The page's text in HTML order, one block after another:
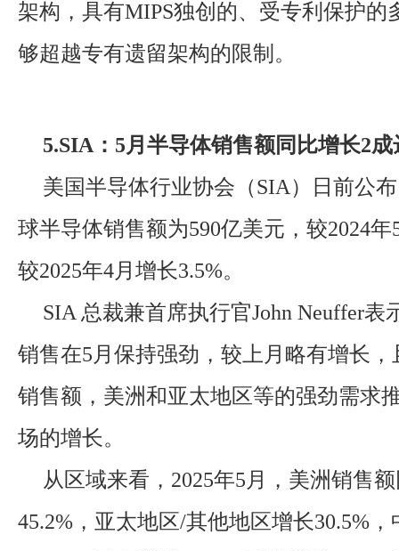
架构，具有MIPS独创的、受专利保护的
够超越专有遗留架构的限制。
5.SIA：5月半导体销售额同比增长2成
美国半导体行业协会（SIA）日前公
球半导体销售额为590亿美元，较2024年
较2025年4月增长3.5%。
SIA 总裁兼首席执行官John Neuffer表
销售在5月保持强劲，较上月略有增长
销售额，美洲和亚太地区等的强劲需求
场的增长。
从区域来看，2025年5月，美洲销售
45.2%，亚太地区/其他地区增长30.5%，